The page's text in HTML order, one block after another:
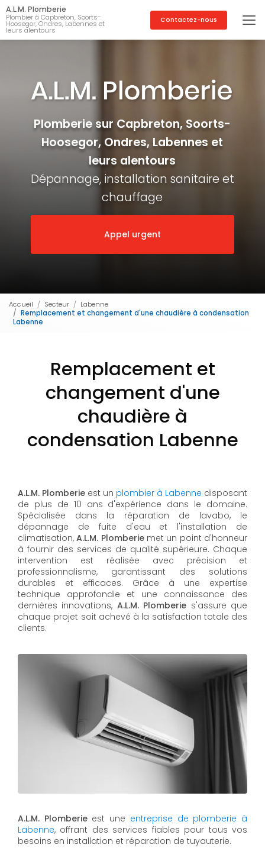
Aller
au
contenu
principal
A.L.M. Plomberie
Plombier à Capbreton, Soorts-
Hoosegor, Ondres, Labennes et
leurs alentours
Contactez-nous
Plomberie sur Capbreton, Soorts-
Hoosegor, Ondres, Labennes et
leurs alentours
Dépannage, installation sanitaire et
chauffage
Appel urgent
Accueil Secteur
Labenne
Remplacement et changement d'une chaudière à condensation
Labenne
Remplacement et
changement d'une
chaudière à
condensation Labenne
A.L.M. Plomberie est un plombier à Labenne disposant
de plus de 10 ans d'expérience dans le domaine.
Spécialisée dans la réparation de lavabo, le
dépannage de fuite d'eau et l'installation de
climatisation,A.L.M. Plomberiemet un point d'honneur
à fournir des services de qualité supérieure. Chaque
intervention est réalisée avec précision et
professionnalisme, garantissant des solutions
durables et efficaces. Grâce à une expertise
technique approfondie et une connaissance des
dernières innovations, A.L.M. Plomberie s'assure que
chaque projet soit achevé à la satisfaction totale des
clients.
A.L.M. Plomberieest une entreprise de plomberie à
Labenne, offrant des services fiables pour tous vos
besoins en installation et réparation de tuyauterie.